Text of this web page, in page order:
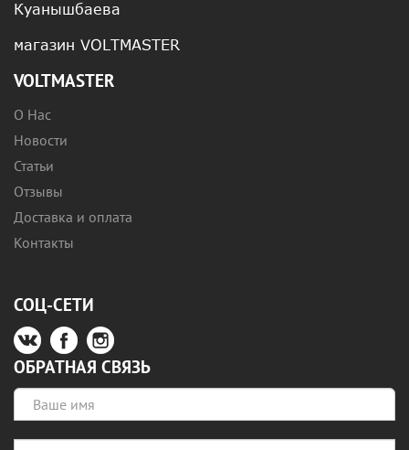
Куанышбаева
магазин VOLTMASTER
VOLTMASTER
О Нас
Новости
Статьи
Отзывы
Доставка и оплата
Контакты
СОЦ-СЕТИ
ОБРАТНАЯ СВЯЗЬ